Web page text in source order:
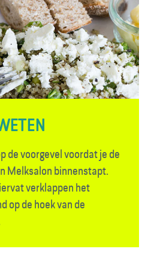
de voorgevel voordat je de
Melksalon binnenstapt.
verklappen het
op de hoek van de